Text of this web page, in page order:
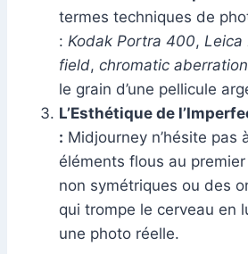
termes techniques de
: Kodak Portra 400, Leica
field, chromatic aberration
le grain d’une pellicule
L’Esthétique de
: Midjourney n’hésite pas
éléments flous au
non symétriques ou des
qui trompe le cerveau en
une photo réelle.